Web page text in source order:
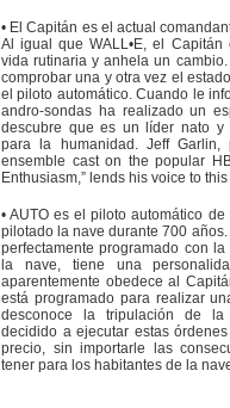
• El Capitán es el actual
Al igual que WALL•E, el Capitán
vida rutinaria y anhela un
comprobar una y otra vez el
el piloto automático. Cuando le
andro-sondas ha realizado un
descubre que es un líder nato y
para la humanidad. Jeff
ensemble cast on the popular
Enthusiasm,” lends his voice to
• AUTO es el piloto automático
pilotado la nave durante 700
perfectamente programado con
la nave, tiene una
aparentemente obedece al
está programado para realizar
desconoce la tripulación de la
decidido a ejecutar estas
precio, sin importarle las
tener para los habitantes de la